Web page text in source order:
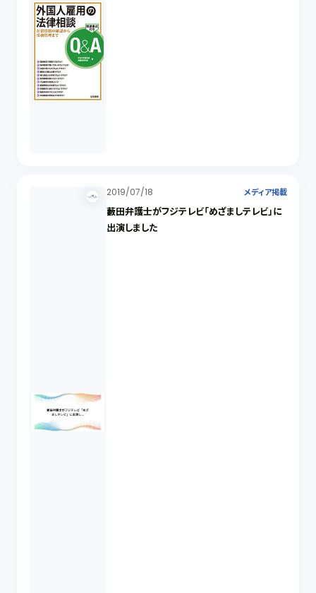
2019/07/18 メディア掲載
藪田弁護士がフジテレビ「めざましテレビ」に
出演しました